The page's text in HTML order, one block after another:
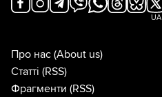
UA
Про нас (About us)
Статті (RSS)
Фрагменти (RSS)